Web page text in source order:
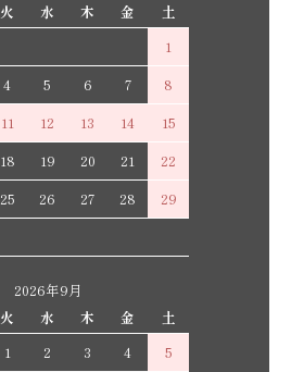
火 水 木 金
土
1
4 5 6 7
8
11 12 13 14
15
18 19 20 21
22
25 26 27 28
29
2026年9月
火 水 木 金
土
1
2 3 4
5